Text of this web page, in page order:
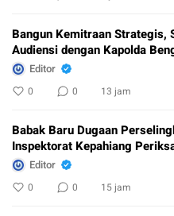
Bangun Kemitraan Strategis,
Audiensi dengan Kapolda
Editor
0 0 13 jam
Babak Baru Dugaan
Inspektorat Kepahiang
Editor
0 0 15 jam